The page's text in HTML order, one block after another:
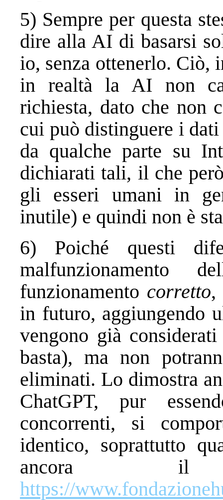
5) Sempre per questa
dire alla AI di basarsi
io, senza ottenerlo. Ciò,
in realtà la AI non
richiesta, dato che non
cui può distinguere i
da qualche parte su
dichiarati tali, il che
gli esseri umani in
inutile) e quindi non è
6) Poiché questi
funzionamento corretto,
in futuro, aggiungendo
vengono già
basta), ma non
eliminati. Lo dimostra
ChatGPT, pur
concorrenti, si
identico, soprattutto
ancora
https://